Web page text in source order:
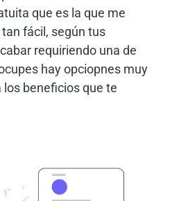
que es la que me
fácil, según tus
requiriendo una de
hay opciopnes muy
beneficios que te